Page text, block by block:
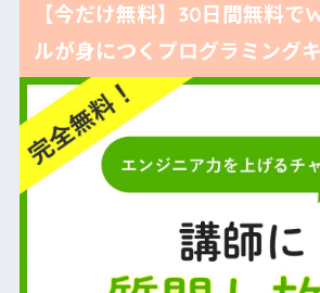
【今だけ無料】30日間無料で
ルが身につくプログラミング